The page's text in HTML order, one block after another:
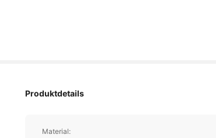
Produktdetails
Material: